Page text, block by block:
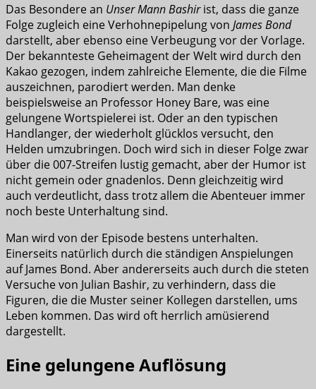
Das Besondere an Unser Mann Bashirist, dass die ganze
Folge zugleich eine Verhohnepipelung von James Bond
darstellt, aber ebenso eine Verbeugung vor der Vorlage.
Der bekannteste Geheimagent der Welt wird durch den
Kakao gezogen, indem zahlreiche Elemente, die die Filme
auszeichnen, parodiert werden. Man denke
beispielsweise an Professor Honey Bare, was eine
gelungene Wortspielerei ist. Oder an den typischen
Handlanger, der wiederholt glücklos versucht, den
Helden umzubringen. Doch wird sich in dieser Folge zwar
über die 007-Streifen lustig gemacht, aber der Humor ist
nicht gemein oder gnadenlos. Denn gleichzeitig wird
auch verdeutlicht, dass trotz allem die Abenteuer immer
noch beste Unterhaltung sind.
Man wird von der Episode bestens unterhalten.
Einerseits natürlich durch die ständigen Anspielungen
auf James Bond. Aber andererseits auch durch die steten
Versuche von Julian Bashir, zu verhindern, dass die
Figuren, die die Muster seiner Kollegen darstellen, ums
Leben kommen. Das wird oft herrlich amüsierend
dargestellt.
Eine gelungene Auflösung